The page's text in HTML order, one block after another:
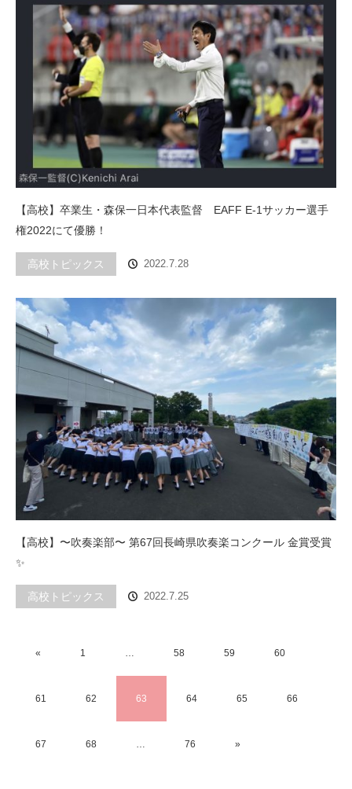
【高校】卒業生・森保一日本代表監督 EAFF E-1サッカー選手
権2022にて優勝！
高校トピックス 2022.7.28
【高校】〜吹奏楽部〜 第67回長崎県吹奏楽コンクール 金賞受賞
✨
高校トピックス 2022.7.25
« 1 … 58 59 60
61 62 63 64 65 66
67 68 … 76 »